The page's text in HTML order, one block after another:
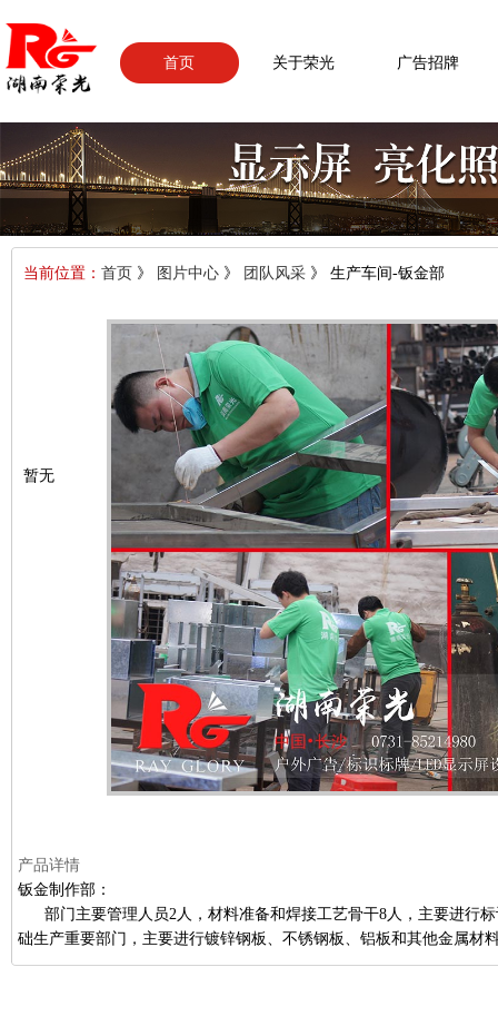
首页 关于荣光 广告招牌
当前位置： 首页 》 图片中心 》 团队风采 》 生产车间-钣金部
暂无
产品详情
钣金制作部：
部门主要管理人员2人，材料准备和焊接工艺骨干8人，主要进行
础生产重要部门，主要进行镀锌钢板、不锈钢板、铝板和其他金属材